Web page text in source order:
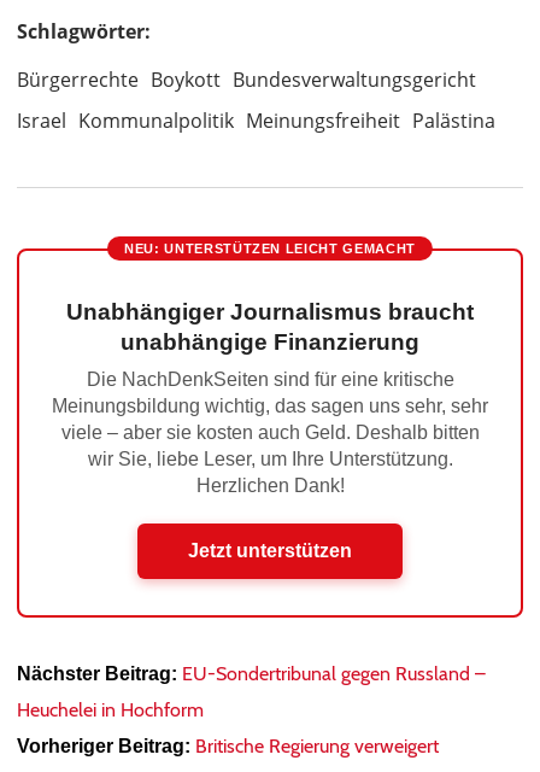
Schlagwörter:
Bürgerrechte Boykott Bundesverwaltungsgericht
Israel Kommunalpolitik Meinungsfreiheit Palästina
NEU: UNTERSTÜTZEN LEICHT GEMACHT
Unabhängiger Journalismus braucht
unabhängige Finanzierung
Die NachDenkSeiten sind für eine kritische
Meinungsbildung wichtig, das sagen uns sehr, sehr
viele – aber sie kosten auch Geld. Deshalb bitten
wir Sie, liebe Leser, um Ihre Unterstützung.
Herzlichen Dank!
Jetzt unterstützen
Nächster Beitrag: EU-Sondertribunal gegen Russland –
Heuchelei in Hochform
Vorheriger Beitrag: Britische Regierung verweigert